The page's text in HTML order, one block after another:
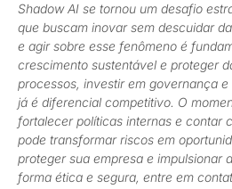
Shadow AI se tornou um desafio
que buscam inovar sem descuidar
e agir sobre esse fenômeno é
crescimento sustentável e proteger
processos, investir em governança
já é diferencial competitivo. O
fortalecer políticas internas e contar
pode transformar riscos em
proteger sua empresa e impulsionar
forma ética e segura, entre em